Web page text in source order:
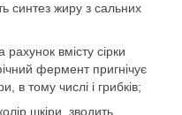
синтез жиру з сальних
рахунок вмісту сірки
фермент пригнічує
в тому числі і грибків;
шкіри, зводить